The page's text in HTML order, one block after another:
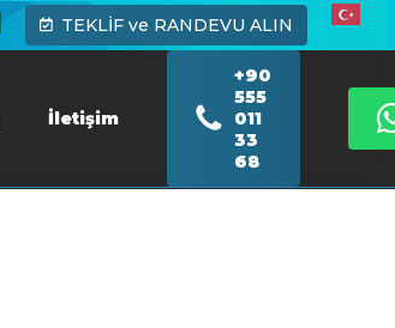
TEKLİF ve RANDEVU ALIN
İletişim
+90
555
011
33
68